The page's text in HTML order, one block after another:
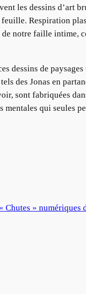
les dessins d’art
Respiration
notre faille intime,
dessins de
des Jonas en
sont fabriquées
mentales qui seules
Chutes » numériques